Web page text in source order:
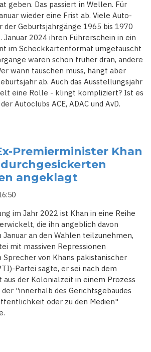
geben. Das passiert in Wellen. Für
wieder eine Frist ab. Viele Auto-
der Geburtsjahrgänge 1965 bis 1970
Januar 2024 ihren Führerschein in ein
im Scheckkartenformat umgetauscht
waren schon früher dran, andere
wann tauschen muss, hängt aber
ab. Auch das Ausstellungsjahr
eine Rolle - klingt kompliziert? Ist es
Autoclubs ACE, ADAC und AvD.
Premierminister Khan
angeklagt
im Jahr 2022 ist Khan in eine Reihe
die ihn angeblich davon
an den Wahlen teilzunehmen,
mit massiven Repressionen
von Khans pakistanischer
Partei sagte, er sei nach dem
der Kolonialzeit in einem Prozess
"innerhalb des Gerichtsgebäudes
oder zu den Medien"